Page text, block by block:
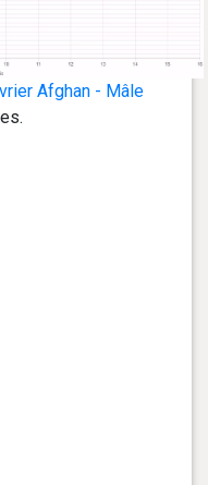
Afghan - Mâle